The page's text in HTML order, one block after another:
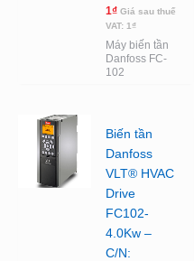
1₫ Giá sau thuế
VAT: 1₫
Máy biến tần
Danfoss FC-
102
Biến tần
Danfoss
VLT® HVAC
Drive
FC102-
4.0Kw –
C/N: